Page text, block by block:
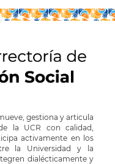
gestiona y articula
la UCR con calidad,
activamente en los
la Universidad y la
dialécticamente y